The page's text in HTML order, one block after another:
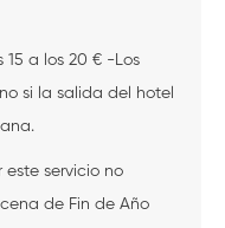
15 a los 20 € -Los
si la salida del hotel
este servicio no
de Fin de Año